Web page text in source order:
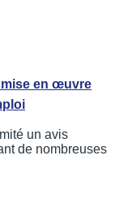
en œuvre
un avis
de nombreuses